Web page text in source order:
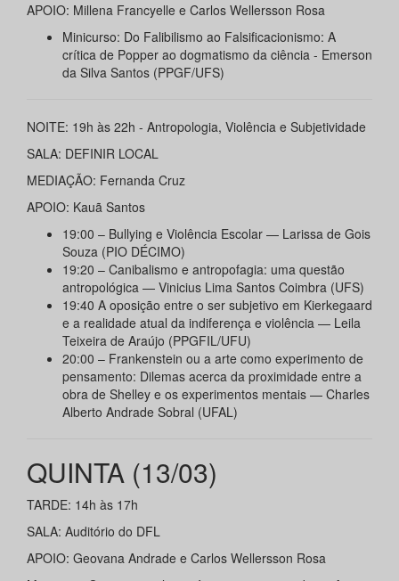
APOIO: Millena Francyelle e Carlos Wellersson Rosa
Minicurso: Do Falibilismo ao Falsificacionismo: A
crítica de Popper ao dogmatismo da ciência - Emerson
da Silva Santos (PPGF/UFS)
NOITE: 19h às 22h - Antropologia, Violência e Subjetividade
SALA: DEFINIR LOCAL
MEDIAÇÃO: Fernanda Cruz
APOIO: Kauã Santos
19:00 – Bullying e Violência Escolar — Larissa de Gois
Souza (PIO DÉCIMO)
19:20 – Canibalismo e antropofagia: uma questão
antropológica — Vinicius Lima Santos Coimbra (UFS)
19:40 A oposição entre o ser subjetivo em Kierkegaard
e a realidade atual da indiferença e violência — Leila
Teixeira de Araújo (PPGFIL/UFU)
20:00 – Frankenstein ou a arte como experimento de
pensamento: Dilemas acerca da proximidade entre a
obra de Shelley e os experimentos mentais — Charles
Alberto Andrade Sobral (UFAL)
QUINTA (13/03)
TARDE: 14h às 17h
SALA: Auditório do DFL
APOIO: Geovana Andrade e Carlos Wellersson Rosa